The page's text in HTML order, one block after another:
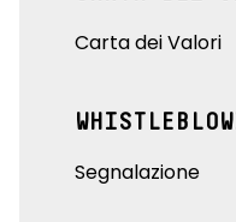
Carta dei Valori
Segnalazione